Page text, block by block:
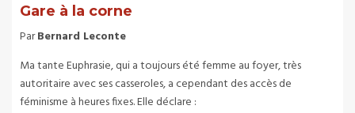
Gare à la corne
ParBernard Leconte
Ma tante Euphrasie, qui a toujours été femme au foyer, très
autoritaire avec ses casseroles, a cependant des accès de
féminisme à heures fixes. Elle déclare :